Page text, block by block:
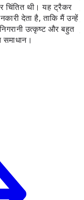
चिंतित थी। यह ट्रैकर
देता है, ताकि मैं उन्हें
उत्कृष्ट और बहुत